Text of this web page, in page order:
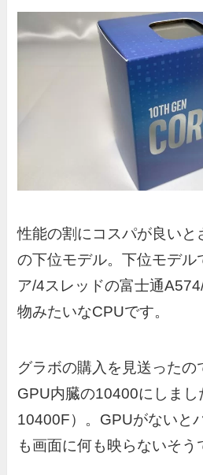
性能の割にコスパが良いと
の下位モデル。下位モデル
ア/4スレッドの富士通
物みたいなCPUです。
グラボの購入を見送ったの
GPU内臓の10400にしま
10400F）。GPUがないと
も画面に何も映らないそう